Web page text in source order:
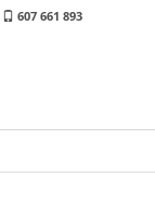
607 661 893